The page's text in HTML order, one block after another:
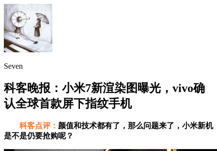
Seven
科客晚报：小米7新渲染图曝光，vivo确
认全球首款屏下指纹手机
科客点评： 颜值和技术都有了，那么问题来了，小米新机
是不是仍要抢购呢？